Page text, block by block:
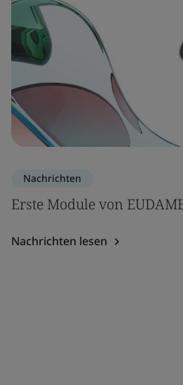
Nachrichten
Erste Module von
Nachrichten lesen